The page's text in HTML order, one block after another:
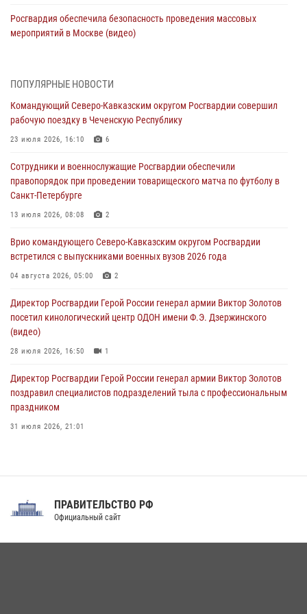
Росгвардия обеспечила безопасность проведения массовых
мероприятий в Москве (видео)
В Югре росгвардейцы приняли участие в памятном мероприятии,
10 августа 2026, 13:00
В Кировской области состоялось открытие мемориальной доски в
10 августа 2026, 13:00
В Ленобласти сотрудники Росгвардии и полиции задержали
разыскиваемого опасного рецидивиста, подозреваемого в
10 августа 2026, 12:38 1
Сотрудники Росгвардии провели оперативно-профилактическое
10 августа 2026, 12:00
ПОПУЛЯРНЫЕ НОВОСТИ
Командующий Северо-Кавказским округом Росгвардии совершил
рабочую поездку в Чеченскую Республику
23 июля 2026, 16:10 6
Сотрудники и военнослужащие Росгвардии обеспечили
правопорядок при проведении товарищеского матча по футболу в
Санкт-Петербурге
13 июля 2026, 08:08 2
Врио командующего Северо-Кавказским округом Росгвардии
встретился с выпускниками военных вузов 2026 года
04 августа 2026, 05:00 2
Директор Росгвардии Герой России генерал армии Виктор Золотов
посетил кинологический центр ОДОН имени Ф.Э. Дзержинского
(видео)
28 июля 2026, 16:50 1
Директор Росгвардии Герой России генерал армии Виктор Золотов
поздравил специалистов подразделений тыла с профессиональным
праздником
31 июля 2026, 21:01
Праздник «Один день с Росгвардией» к 105-летию Центрального
ПРАВИТЕЛЬСТВО РФ
Официальный сайт